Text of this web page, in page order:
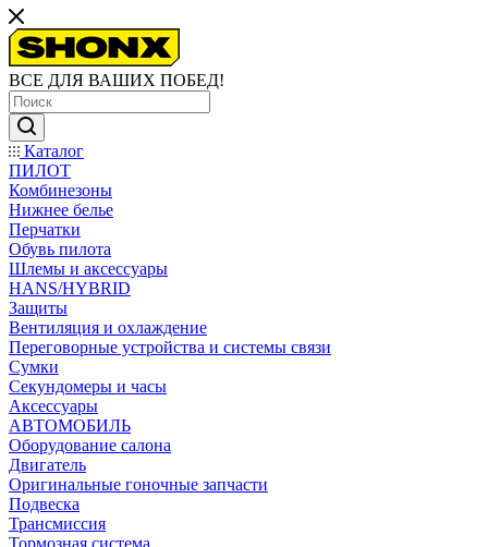
ВСЕ ДЛЯ ВАШИХ ПОБЕД!
Каталог
ПИЛОТ
Комбинезоны
Нижнее белье
Перчатки
Обувь пилота
Шлемы и аксессуары
HANS/HYBRID
Защиты
Вентиляция и охлаждение
Переговорные устройства и системы связи
Сумки
Секундомеры и часы
Аксессуары
АВТОМОБИЛЬ
Оборудование салона
Двигатель
Оригинальные гоночные запчасти
Подвеска
Трансмиссия
Тормозная система